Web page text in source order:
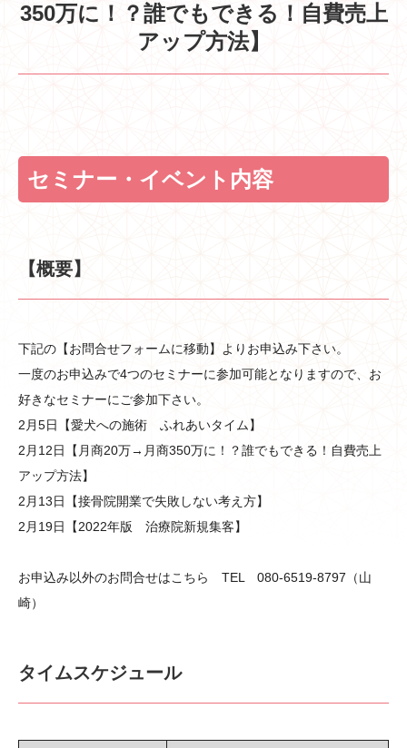
350万に！？誰でもできる！自費売上
アップ方法】
セミナー・イベント内容
【概要】
下記の【お問合せフォームに移動】よりお申込み下さい。
一度のお申込みで4つのセミナーに参加可能となりますので、お
好きなセミナーにご参加下さい。
2月5日【愛犬への施術 ふれあいタイム】
2月12日【月商20万→月商350万に！？誰でもできる！自費売上
アップ方法】
2月13日【接骨院開業で失敗しない考え方】
2月19日【2022年版 治療院新規集客】
お申込み以外のお問合せはこちら TEL 080-6519-8797（山
崎）
タイムスケジュール